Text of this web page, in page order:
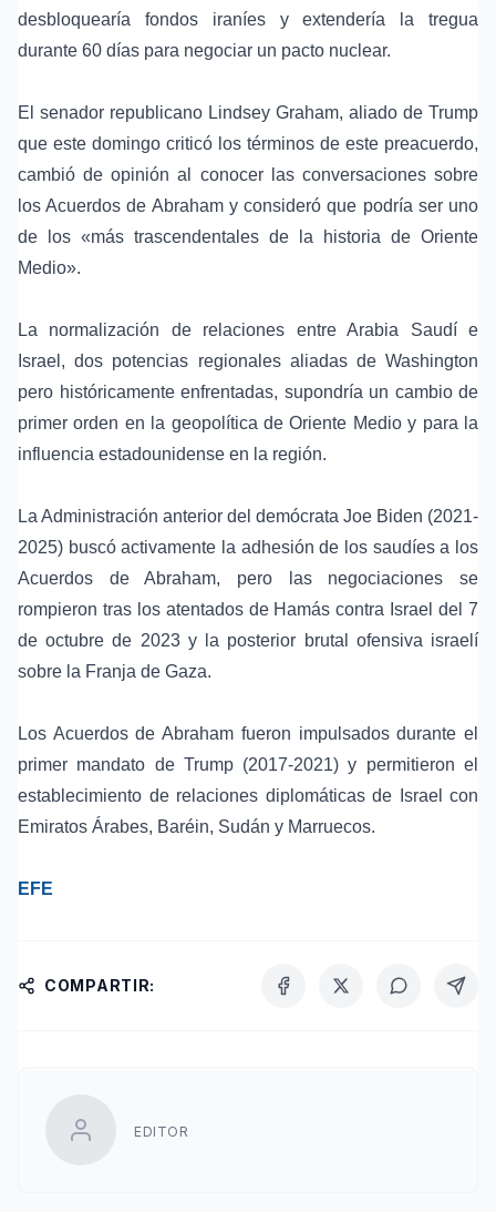
desbloquearía fondos iraníes y extendería la tregua
durante 60 días para negociar un pacto nuclear.
El senador republicano Lindsey Graham, aliado de Trump
que este domingo criticó los términos de este preacuerdo,
cambió de opinión al conocer las conversaciones sobre
los Acuerdos de Abraham y consideró que podría ser uno
de los «más trascendentales de la historia de Oriente
Medio».
La normalización de relaciones entre Arabia Saudí e
Israel, dos potencias regionales aliadas de Washington
pero históricamente enfrentadas, supondría un cambio de
primer orden en la geopolítica de Oriente Medio y para la
influencia estadounidense en la región.
La Administración anterior del demócrata Joe Biden (2021-
2025) buscó activamente la adhesión de los saudíes a los
Acuerdos de Abraham, pero las negociaciones se
rompieron tras los atentados de Hamás contra Israel del 7
de octubre de 2023 y la posterior brutal ofensiva israelí
sobre la Franja de Gaza.
Los Acuerdos de Abraham fueron impulsados durante el
primer mandato de Trump (2017-2021) y permitieron el
establecimiento de relaciones diplomáticas de Israel con
Emiratos Árabes, Baréin, Sudán y Marruecos.
EFE
COMPARTIR:
EDITOR